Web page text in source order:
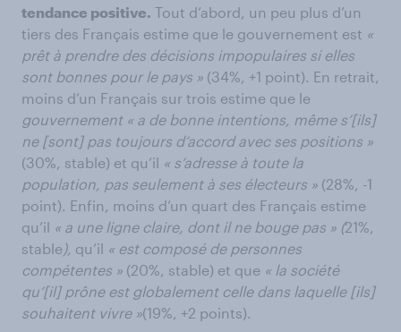
tendance positive. Tout d’abord, un peu plus d’un
tiers des Français estime que le gouvernement est «
prêt à prendre des décisions impopulaires si elles
sont bonnes pour le pays » (34%, +1 point). En retrait,
moins d’un Français sur trois estime que le
gouvernement « a de bonne intentions, même s’[ils]
ne [sont] pas toujours d’accord avec ses positions »
(30%, stable) et qu’il « s’adresse à toute la
population, pas seulement à ses électeurs » (28%, -1
point). Enfin, moins d’un quart des Français estime
qu’il « a une ligne claire, dont il ne bouge pas » (21%,
stable ), qu’il « est composé de personnes
compétentes » (20%, stable) et que « la société
qu’[il] prône est globalement celle dans laquelle [ils]
souhaitent vivre »(19%, +2 points).